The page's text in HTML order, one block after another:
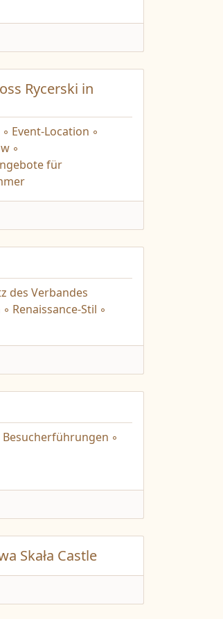
Rycerski in
Event-Location ◦
◦
für
des Verbandes
Renaissance-Stil ◦
Besucherführungen ◦
Skała Castle